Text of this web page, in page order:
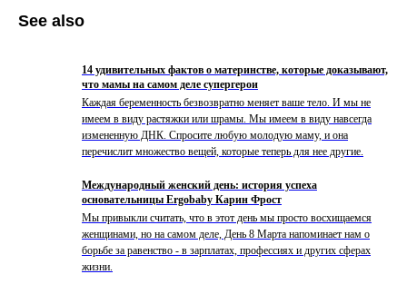
See also
14 удивительных фактов о материнстве, которые доказывают,
что мамы на самом деле супергерои
Каждая беременность безвозвратно меняет ваше тело. И мы не
имеем в виду растяжки или шрамы. Мы имеем в виду навсегда
измененную ДНК. Спросите любую молодую маму, и она
перечислит множество вещей, которые теперь для нее другие.
Международный женский день: история успеха
основательницы Ergobaby Карин Фрост
Мы привыкли считать, что в этот день мы просто восхищаемся
женщинами, но на самом деле, День 8 Марта напоминает нам о
борьбе за равенство - в зарплатах, профессиях и других сферах
жизни.